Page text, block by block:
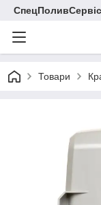
Товари